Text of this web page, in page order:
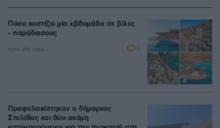
Πόσο κοστίζει μία εβδομάδα σε βίλες
- παράδεισους
πριν μία ώρα 1
Προφυλακίστηκαν ο δήμαρχος
Στυλίδας και δύο ακόμη